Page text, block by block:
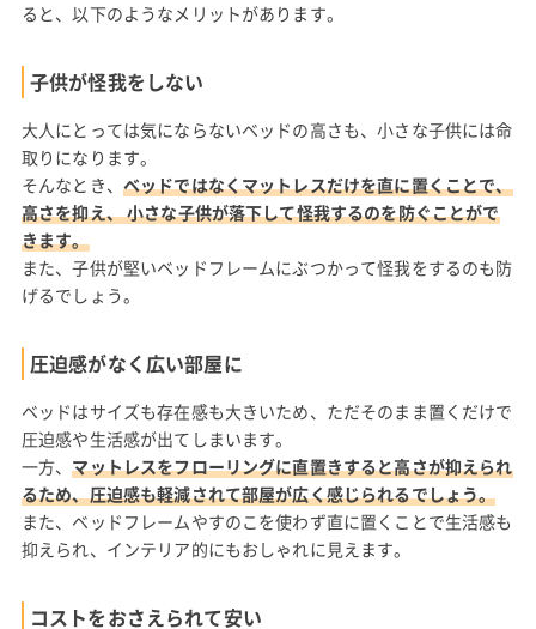
ると、以下のようなメリットがあります。
子供が怪我をしない
大人にとっては気にならないベッドの高さも、小さな子供には命
取りになります。
そんなとき、 ベッドではなくマットレスだけを直に置くことで、
高さを抑え、 小さな子供が落下して怪我するのを防ぐことがで
きます。
また、子供が堅いベッドフレームにぶつかって怪我をするのも防
げるでしょう。
圧迫感がなく広い部屋に
ベッドはサイズも存在感も大きいため、ただそのまま置くだけで
圧迫感や生活感が出てしまいます。
一方、マットレスをフローリングに直置きすると高さが抑えられ
るため、圧迫感も軽減されて部屋が広く感じられるでしょう。
また、ベッドフレームやすのこを使わず直に置くことで生活感も
抑えられ、インテリア的にもおしゃれに見えます。
コストをおさえられて安い